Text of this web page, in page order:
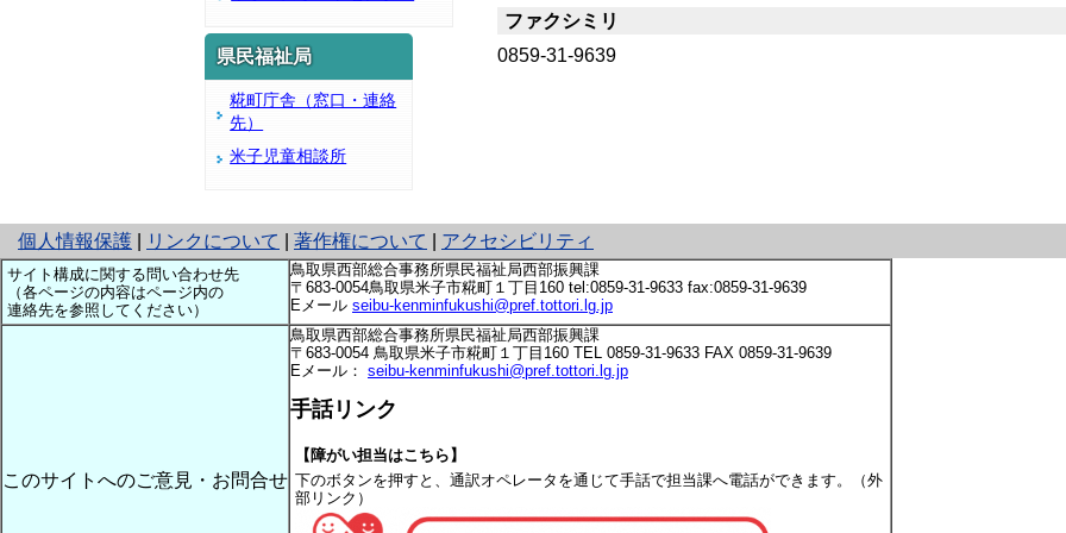
県民福祉局
糀町庁舎（窓口・連絡
先）
米子児童相談所
ファクシミリ
0859-31-9639
個人情報保護
と
り
ネ
ッ
ト
リンクについて 著作権について アクセシビリティ
サイト構成に関する問い合わせ先
（各ページの内容はページ内の
連絡先を参照してください）
鳥取県西部総合事務所県民福祉局西部振興課
〒683-0054鳥取県米子市糀町１丁目160 tel:0859-31-9633 fax:0859-31-9639
Eメール seibu-kenminfukushi@pref.tottori.lg.jp
このサイトへのご意見・お問合せ
鳥取県西部総合事務所県民福祉局西部振興課
〒683-0054 鳥取県米子市糀町１丁目160 TEL 0859-31-9633 FAX 0859-31-9639
Eメール： seibu-kenminfukushi@pref.tottori.lg.jp
手話リンク
【障がい担当はこちら】
下のボタンを押すと、通訳オペレータを通じて手話で担当課へ電話ができます。（外
部リンク）